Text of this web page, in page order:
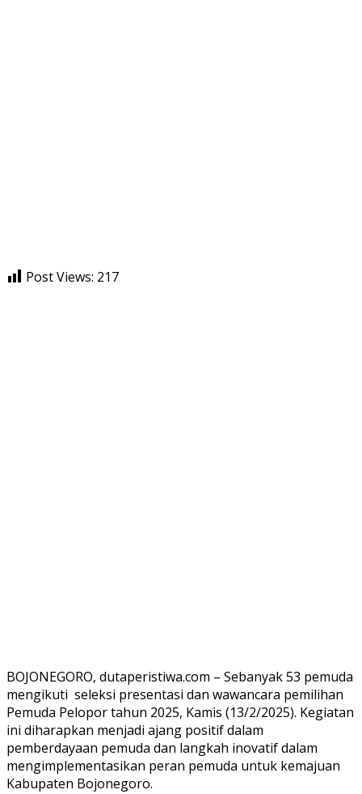
Post Views: 217
BOJONEGORO, dutaperistiwa.com – Sebanyak 53 pemuda
mengikuti seleksi presentasi dan wawancara pemilihan
Pemuda Pelopor tahun 2025, Kamis (13/2/2025). Kegiatan
ini diharapkan menjadi ajang positif dalam
pemberdayaan pemuda dan langkah inovatif dalam
mengimplementasikan peran pemuda untuk kemajuan
Kabupaten Bojonegoro.